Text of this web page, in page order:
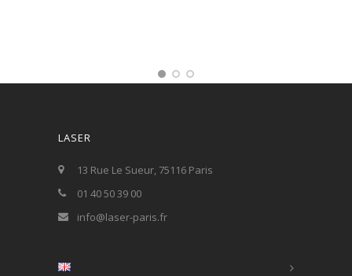
LASER
13 Rue Le Sueur, 75116 Paris
01 40 50 39 00
info@laser-paris.fr